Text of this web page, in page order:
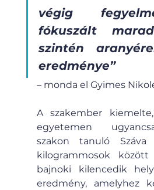
végig
fókuszált
szintén
eredménye”
– monda el Gyimes
A szakember
egyetemen
szakon tanuló
kilogrammosok
bajnoki kilencedik
eredmény, amelyhez